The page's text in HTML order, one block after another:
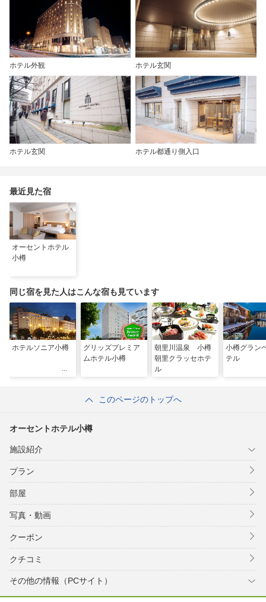
ホテル外観 ホテル玄関
ホテル玄関 ホテル都通り側入口
最近見た宿
オーセントホテル
小樽
同じ宿を見た人はこんな宿も見ています
ホテルソニア小樽
グリッズプレミア
ムホテル小樽
朝里川温泉 小樽
朝里クラッセホテ
ル
小樽グラン
テル
このページのトップへ
オーセントホテル小樽
施設紹介
プラン
部屋
写真・動画
クーポン
クチコミ
その他の情報（PCサイト）